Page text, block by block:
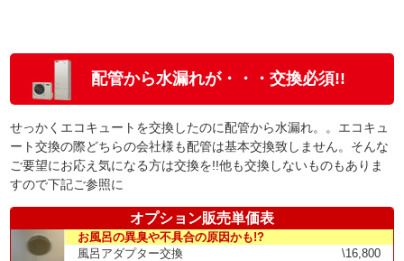
配管から水漏れが・・・交換必須!!
せっかくエコキュートを交換したのに配管から水漏れ。。エコキュ
ート交換の際どちらの会社様も配管は基本交換致しません。そんな
ご要望にお応え気になる方は交換を!!他も交換しないものもありま
すので下記ご参照に
オプション販売単価表
お風呂の異臭や不具合の原因かも!?
風呂アダプター交換
\16,800